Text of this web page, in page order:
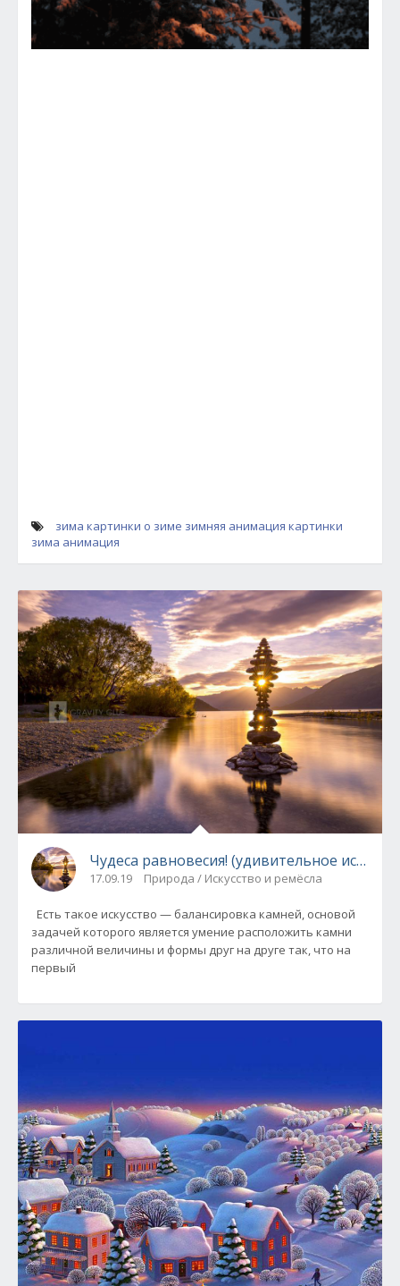
зима картинки о зиме зимняя анимация картинки
зима анимация
Чудеса равновесия! (удивительное
17.09.19 Природа / Искусство и ремёсла
Есть такое искусство — балансировка камней, основой
задачей которого является умение расположить камни
различной величины и формы друг на друге так, что на
первый